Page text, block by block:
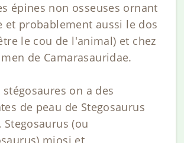
épines non osseuses ornant
et probablement aussi le dos
le cou de l'animal) et chez
de Camarasauridae.
on a des
de peau de Stegosaurus
Stegosaurus (ou